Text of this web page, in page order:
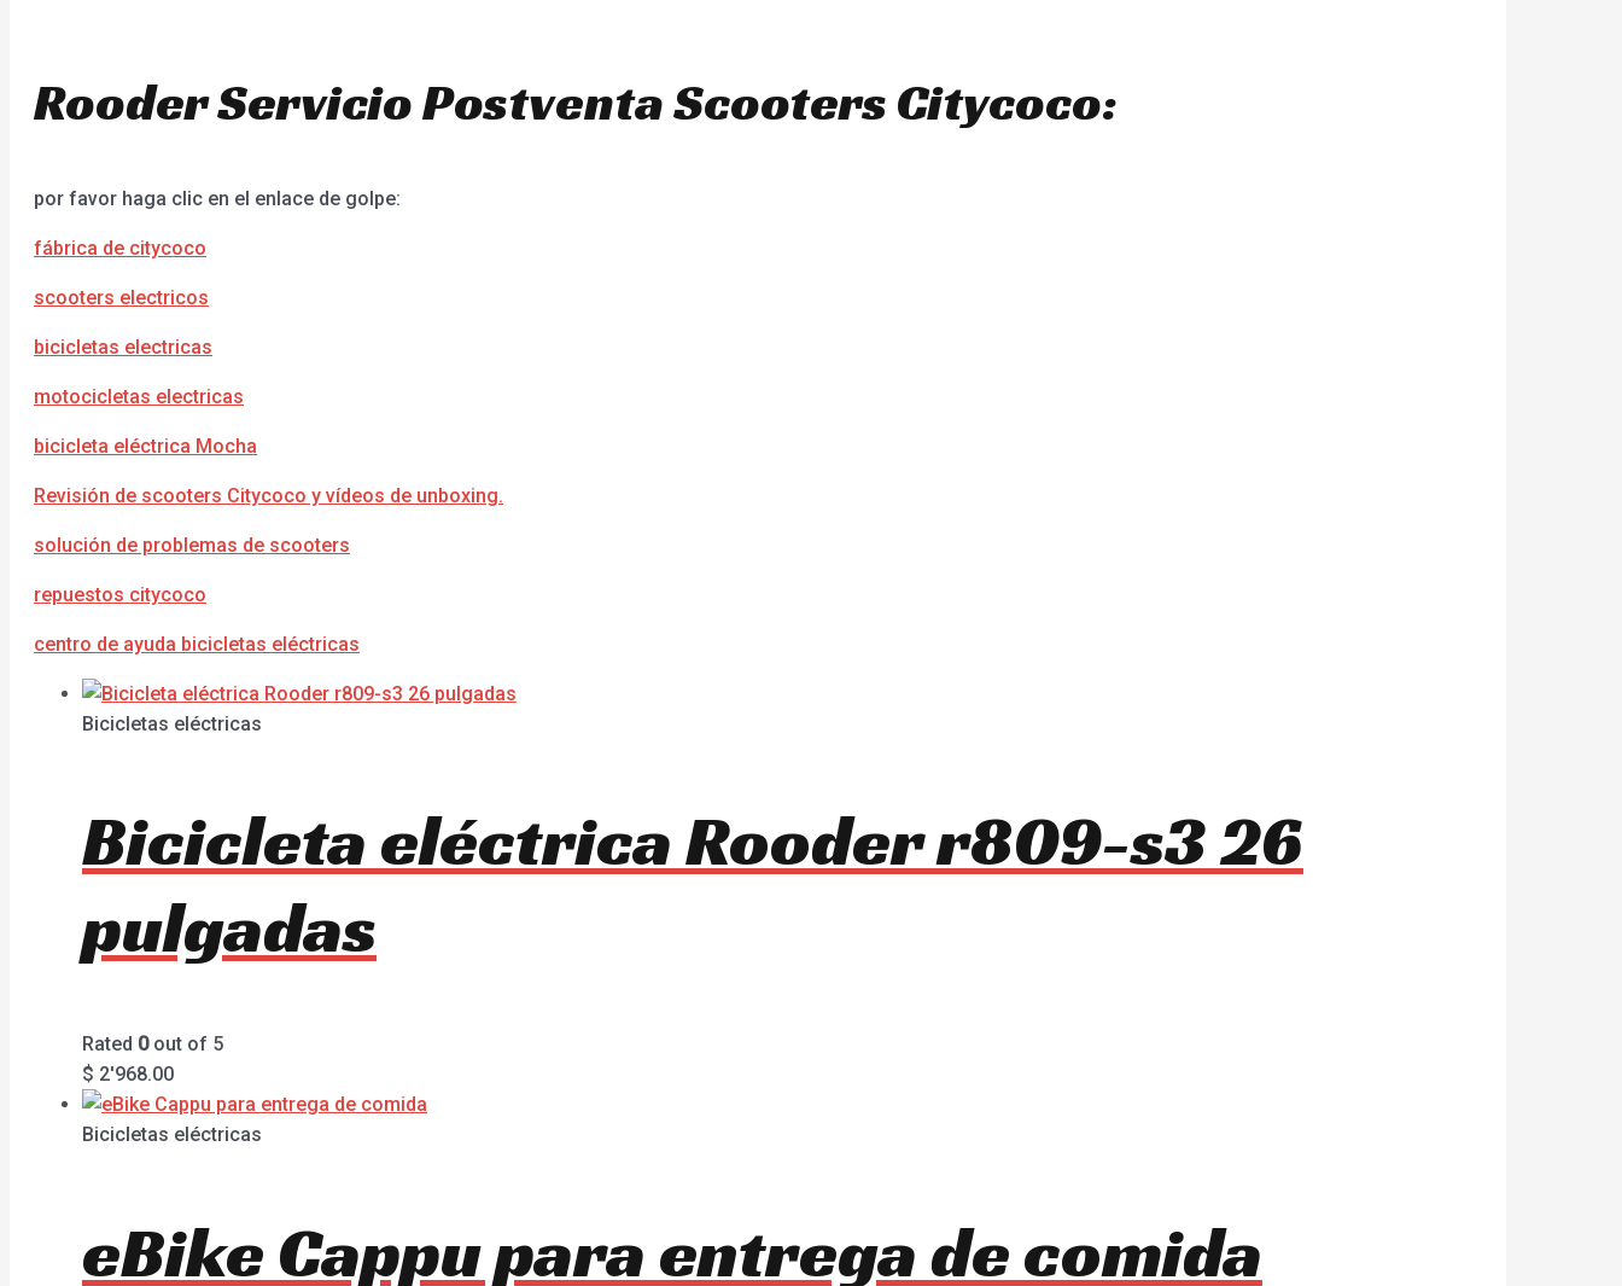
Rooder Servicio Postventa Scooters Citycoco:
por favor haga clic en el enlace de golpe:
fábrica de citycoco
scooters electricos
bicicletas electricas
motocicletas electricas
bicicleta eléctrica Mocha
Revisión de scooters Citycoco y vídeos de unboxing.
solución de problemas de scooters
repuestos citycoco
centro de ayuda bicicletas eléctricas
Bicicletas eléctricas
Bicicleta eléctrica Rooder r809-s3 26
pulgadas
Rated 0out of 5
$ 2'968.00
Bicicletas eléctricas
eBike Cappu para entrega de comida